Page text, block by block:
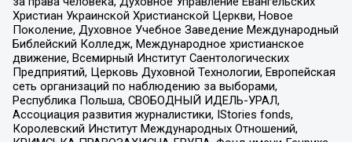
Христиан Украинской Христианской Церкви, Новое
Поколение, Духовное Учебное Заведение Международный
Библейский Колледж, Международное христианское
движение, Всемирный Институт Саентологических
Предприятий, Церковь Духовной Технологии, Европейская
сеть организаций по наблюдению за выборами,
Республика Польша, СВОБОДНЫЙ ИДЕЛЬ-УРАЛ,
Ассоциация развития журналистики, IStories fonds,
Королевский Институт Международных Отношений,